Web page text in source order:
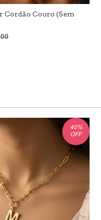
Cordão Couro (Sem
40%
OFF